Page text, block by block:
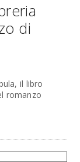
di
il libro
romanzo